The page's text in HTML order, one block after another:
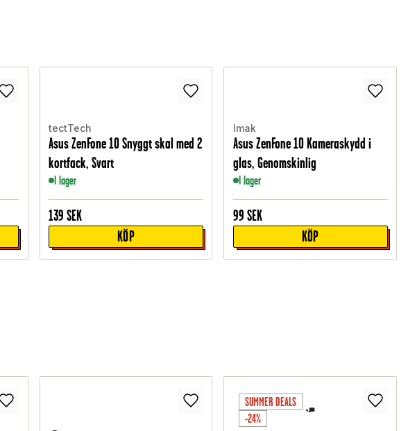
tectTech
Asus ZenFone 10 Snyggt skal med 2
kortfack, Svart
I lager
139 SEK
KÖP
Imak
Asus ZenFone 10 Kameraskydd i
glas, Genomskinlig
I lager
99 SEK
KÖP
SUMMER DEALS
-24%